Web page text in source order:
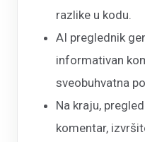
razlike u kodu.
AI preglednik
informativan
sveobuhvatna
Na kraju,
komentar,